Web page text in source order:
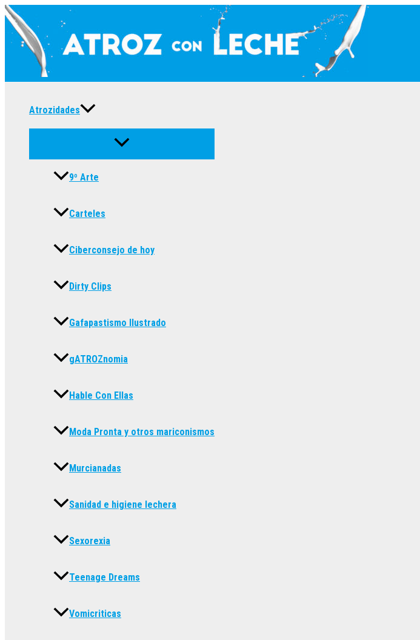
Ir
contenido
Atrozidades
9º Arte
Carteles
Ciberconsejo de hoy
Dirty Clips
Gafapastismo Ilustrado
gATROZnomia
Hable Con Ellas
Moda Pronta y otros mariconismos
Murcianadas
Sanidad e higiene lechera
Sexorexia
Teenage Dreams
Vomicriticas